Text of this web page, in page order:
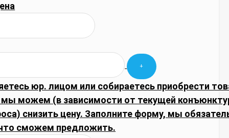
юр. лицом или собираетесь приобрести
мы можем (в зависимости от текущей
снизить цену. Заполните форму, мы
сможем предложить.